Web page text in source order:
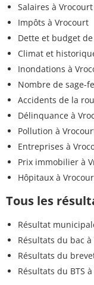
Salaires à Vrocourt
Impôts à Vrocourt
Dette et budget
Climat et
Inondations à
Nombre de sage-
Accidents de la
Délinquance à
Pollution à
Entreprises à
Prix immobilier à
Hôpitaux à
Tous les
Résultat
Résultats du bac
Résultats du
Résultats du BTS